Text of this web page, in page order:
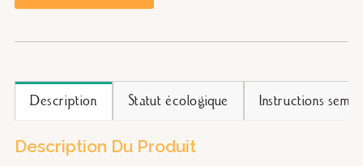
Description Statut écologique Instructions semis
Description Du Produit